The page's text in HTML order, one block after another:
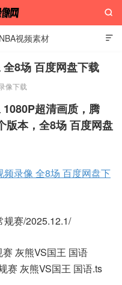

NBA视频素材

8场 百度网盘下载
像下载
超清画质，腾
版本，全8场 百度网盘
录像 全8场 百度网盘下
赛/2025.12.1/
灰熊VS国王 国语
赛 灰熊VS国王 国语.ts